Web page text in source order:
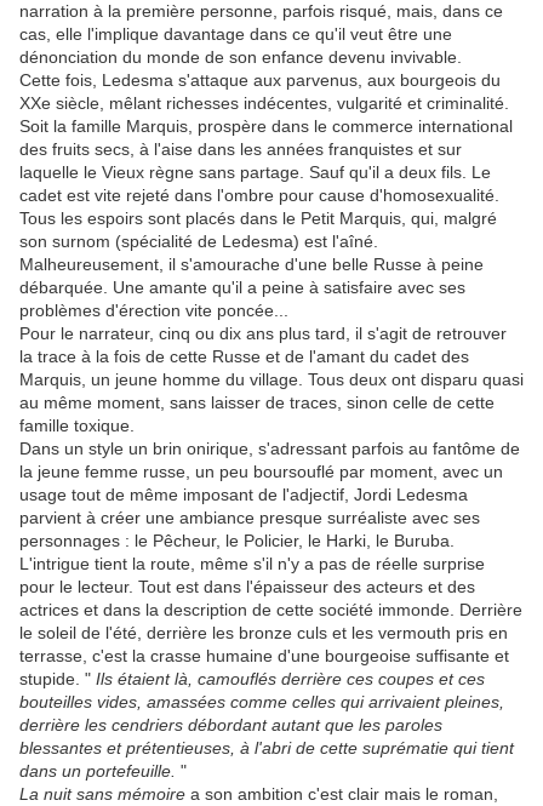
narration à la première personne, parfois risqué, mais, dans ce
cas, elle l'implique davantage dans ce qu'il veut être une
dénonciation du monde de son enfance devenu invivable.
Cette fois, Ledesma s'attaque aux parvenus, aux bourgeois du
XXe siècle, mêlant richesses indécentes, vulgarité et criminalité.
Soit la famille Marquis, prospère dans le commerce international
des fruits secs, à l'aise dans les années franquistes et sur
laquelle le Vieux règne sans partage. Sauf qu'il a deux fils. Le
cadet est vite rejeté dans l'ombre pour cause d'homosexualité.
Tous les espoirs sont placés dans le Petit Marquis, qui, malgré
son surnom (spécialité de Ledesma) est l'aîné.
Malheureusement, il s'amourache d'une belle Russe à peine
débarquée. Une amante qu'il a peine à satisfaire avec ses
problèmes d'érection vite poncée...
Pour le narrateur, cinq ou dix ans plus tard, il s'agit de retrouver
la trace à la fois de cette Russe et de l'amant du cadet des
Marquis, un jeune homme du village. Tous deux ont disparu quasi
au même moment, sans laisser de traces, sinon celle de cette
famille toxique.
Dans un style un brin onirique, s'adressant parfois au fantôme de
la jeune femme russe, un peu boursouflé par moment, avec un
usage tout de même imposant de l'adjectif, Jordi Ledesma
parvient à créer une ambiance presque surréaliste avec ses
personnages : le Pêcheur, le Policier, le Harki, le Buruba.
L'intrigue tient la route, même s'il n'y a pas de réelle surprise
pour le lecteur. Tout est dans l'épaisseur des acteurs et des
actrices et dans la description de cette société immonde. Derrière
le soleil de l'été, derrière les bronze culs et les vermouth pris en
terrasse, c'est la crasse humaine d'une bourgeoise suffisante et
stupide. " Ils étaient là, camouflés derrière ces coupes et ces
bouteilles vides, amassées comme celles qui arrivaient pleines,
derrière les cendriers débordant autant que les paroles
blessantes et prétentieuses, à l'abri de cette suprématie qui tient
dans un portefeuille. "
La nuit sans mémoire a son ambition c'est clair mais le roman,